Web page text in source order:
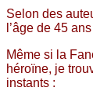
Selon des
l’âge de 45
Même si la
héroïne, je
instants :